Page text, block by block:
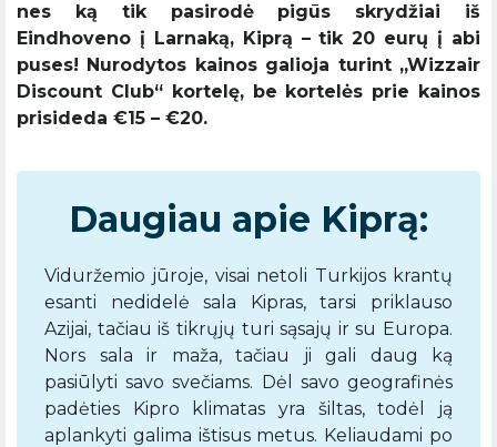
nes ką tik pasirodė pigūs skrydžiai iš
Eindhoveno į Larnaką, Kiprą – tik 20 eurų į abi
puses! Nurodytos kainos galioja turint ,,Wizzair
Discount Club“ kortelę, be kortelės prie kainos
prisideda €15 – €20.
Daugiau apie Kiprą:
Viduržemio jūroje, visai netoli Turkijos krantų
esanti nedidelė sala Kipras, tarsi priklauso
Azijai, tačiau iš tikrųjų turi sąsajų ir su Europa.
Nors sala ir maža, tačiau ji gali daug ką
pasiūlyti savo svečiams. Dėl savo geografinės
padėties Kipro klimatas yra šiltas, todėl ją
aplankyti galima ištisus metus. Keliaudami po